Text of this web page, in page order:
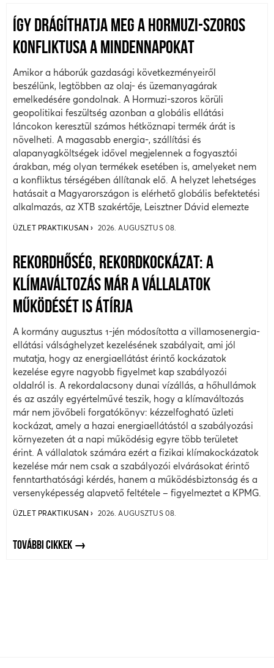
ÍGY DRÁGÍTHATJA MEG A HORMUZI-SZOROS
KONFLIKTUSA A MINDENNAPOKAT
Amikor a háborúk gazdasági következményeiről
beszélünk, legtöbben az olaj- és üzemanyagárak
emelkedésére gondolnak. A Hormuzi-szoros körüli
geopolitikai feszültség azonban a globális ellátási
láncokon keresztül számos hétköznapi termék árát is
növelheti. A magasabb energia-, szállítási és
alapanyagköltségek idővel megjelennek a fogyasztói
árakban, még olyan termékek esetében is, amelyeket nem
a konfliktus térségében állítanak elő. A helyzet lehetséges
hatásait a Magyarországon is elérhető globális befektetési
alkalmazás, az XTB szakértője, Leisztner Dávid elemezte
ÜZLET PRAKTIKUSAN 2026. AUGUSZTUS 08.
REKORDHŐSÉG, REKORDKOCKÁZAT: A
KLÍMAVÁLTOZÁS MÁR A VÁLLALATOK
MŰKÖDÉSÉT IS ÁTÍRJA
A kormány augusztus 1-jén módosította a villamosenergia-
ellátási válsághelyzet kezelésének szabályait, ami jól
mutatja, hogy az energiaellátást érintő kockázatok
kezelése egyre nagyobb figyelmet kap szabályozói
oldalról is. A rekordalacsony dunai vízállás, a hőhullámok
és az aszály egyértelművé teszik, hogy a klímaváltozás
már nem jövőbeli forgatókönyv: kézzelfogható üzleti
kockázat, amely a hazai energiaellátástól a szabályozási
környezeten át a napi működésig egyre több területet
érint. A vállalatok számára ezért a fizikai klímakockázatok
kezelése már nem csak a szabályozói elvárásokat érintő
fenntarthatósági kérdés, hanem a működésbiztonság és a
versenyképesség alapvető feltétele – figyelmeztet a KPMG.
ÜZLET PRAKTIKUSAN 2026. AUGUSZTUS 08.
TOVÁBBI CIKKEK